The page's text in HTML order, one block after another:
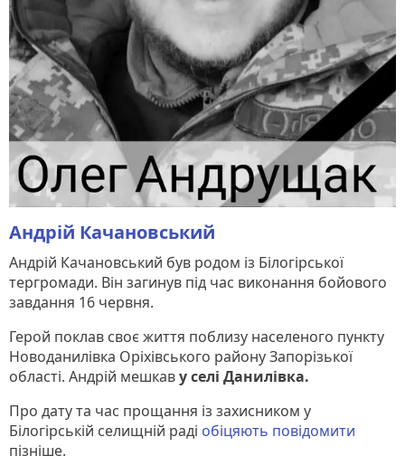
Андрій Качановський
Андрій Качановський був родом із Білогірської
тергромади. Він загинув під час виконання бойового
завдання 16 червня.
Герой поклав своє життя поблизу населеного пункту
Новоданилівка Оріхівського району Запорізької
області. Андрій мешкаву селі Данилівка.
Про дату та час прощання із захисником у
Білогірській селищній раді обіцяють повідомити
пізніше.